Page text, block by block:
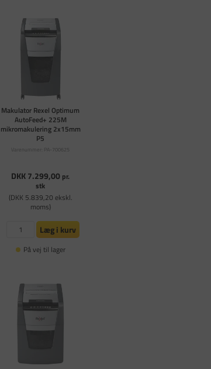
Makulator Rexel Optimum
AutoFeed+ 225M
mikromakulering 2x15mm
P5
Varenummer: PA-700625
DKK 7.299,00 pr.
stk
(DKK 5.839,20 ekskl.
moms)
Læg i kurv
På vej til lager